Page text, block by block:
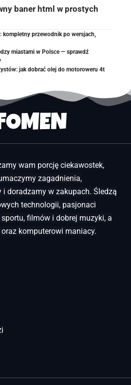
baner html w prostych
przewodnik po wersjach,
miastami w Polsce — sprawdź
jak dobrać olej do motoroweru 4t
wam porcję ciekawostek,
zagadnienia,
doradzamy w zakupach. Śledzą
technologii, pasjonaci
filmów i dobrej muzyki, a
komputerowi maniacy.